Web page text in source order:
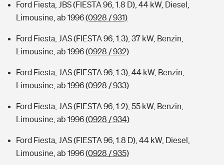
Ford Fiesta, JBS (FIESTA 96, 1.8 D), 44 kW, Diesel,
Limousine, ab 1996(0928 / 931)
Ford Fiesta, JAS (FIESTA 96, 1.3), 37 kW, Benzin,
Limousine, ab 1996(0928 / 932)
Ford Fiesta, JAS (FIESTA 96, 1.3), 44 kW, Benzin,
Limousine, ab 1996(0928 / 933)
Ford Fiesta, JAS (FIESTA 96, 1.2), 55 kW, Benzin,
Limousine, ab 1996(0928 / 934)
Ford Fiesta, JAS (FIESTA 96, 1.8 D), 44 kW, Diesel,
Limousine, ab 1996(0928 / 935)